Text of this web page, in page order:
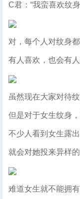
C君：“我蛮喜欢纹
对，每个人对纹身
有人喜欢，也会有
虽然现在大家对待
但是对于女生纹身
不少人看到女生露
就会对她投来异样
难道女生就不能拥